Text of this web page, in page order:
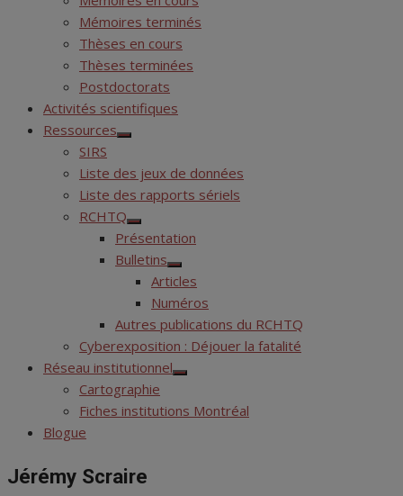
Mémoires terminés
Thèses en cours
Thèses terminées
Postdoctorats
Activités scientifiques
Ressources
Show
menu
SIRS
Liste des jeux de données
Liste des rapports sériels
RCHTQ
Show
sub
menu
Présentation
Bulletins
Show
sub
menu
Articles
Numéros
Autres publications du RCHTQ
Cyberexposition : Déjouer la fatalité
Réseau institutionnel
Show
menu
Cartographie
Fiches institutions Montréal
Blogue
Jérémy Scraire